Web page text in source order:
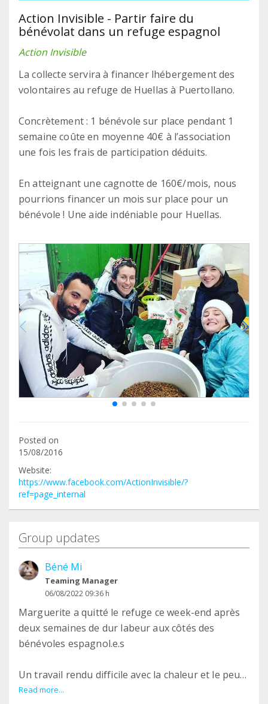
Action Invisible - Partir faire du
bénévolat dans un refuge espagnol
Action Invisible
La collecte servira à financer lhébergement des
volontaires au refuge de Huellas à Puertollano.
Concrètement : 1 bénévole sur place pendant 1
semaine coûte en moyenne 40€ à l’association
une fois les frais de participation déduits.
En atteignant une cagnotte de 160€/mois, nous
pourrions financer un mois sur place pour un
Posted on
15/08/2016
Website:
https://www.facebook.com/ActionInvisible/?
ref=page_internal
Group updates
Béné Mi
Teaming Manager
06/08/2022 09:36 h
Marguerite a quitté le refuge ce week-end après
deux semaines de dur labeur aux côtés des
bénévoles espagnol.e.s
Un travail rendu difficile avec la chaleur et le peu
de bénévoles en juillet mais vous pouvez voir que
Read more...